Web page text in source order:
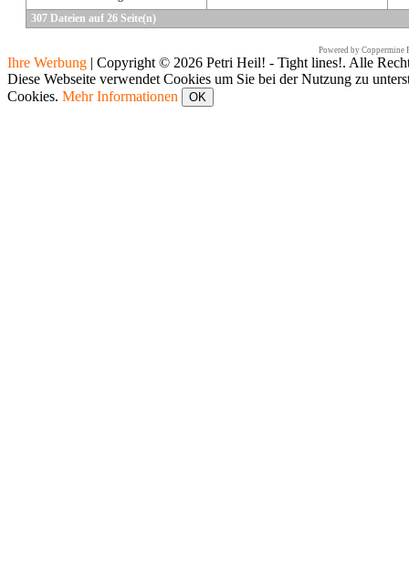
307 Dateien auf 26 Seite(n)
Powered by Coppermine
Ihre Werbung | Copyright © 2026 Petri Heil! - Tight lines!. Alle
Diese Webseite verwendet Cookies um Sie bei der Nutzung zu
Cookies. Mehr Informationen OK